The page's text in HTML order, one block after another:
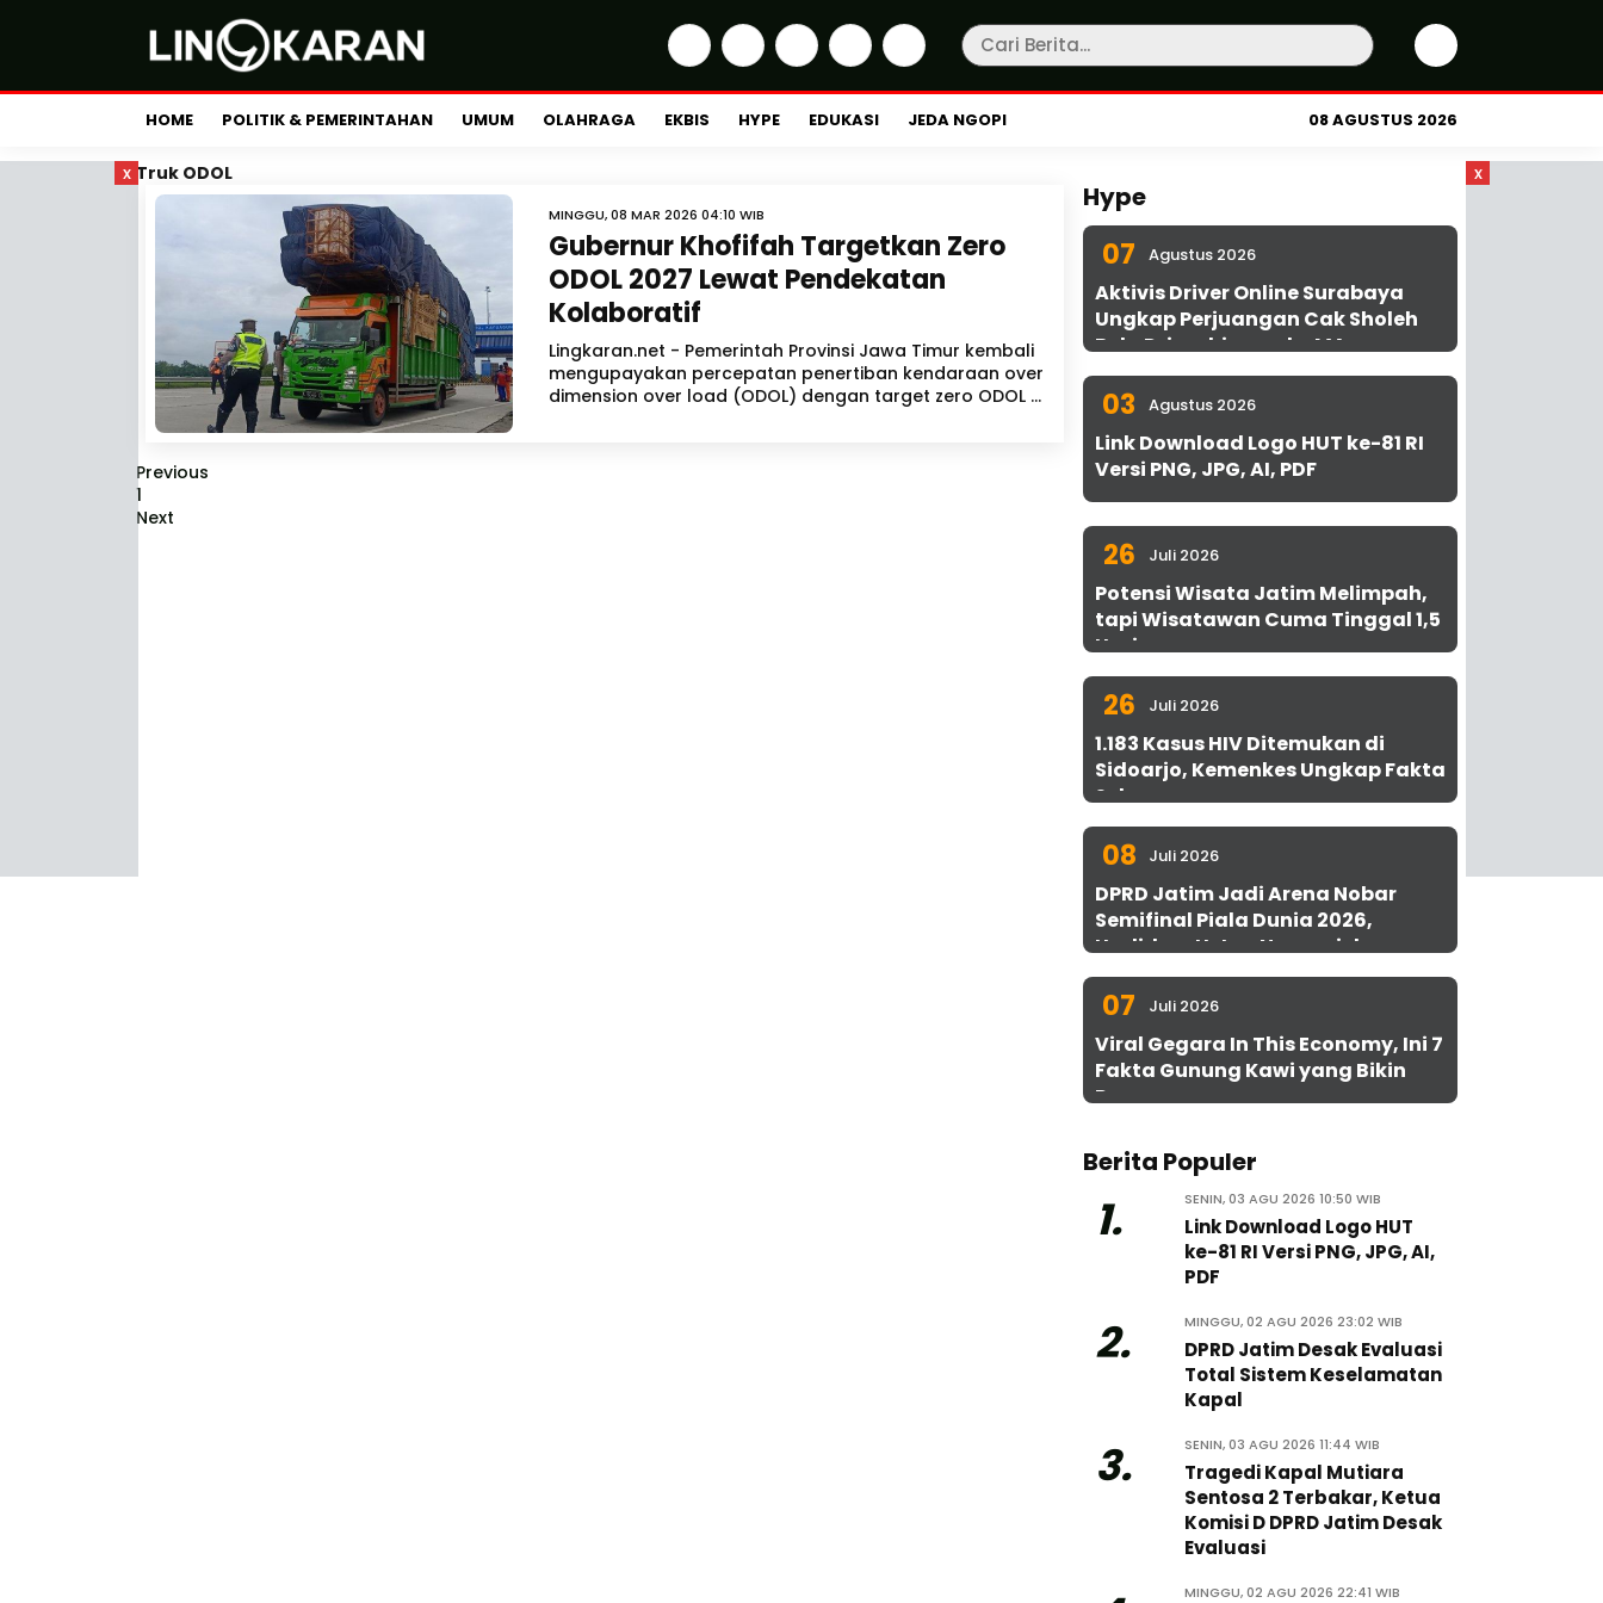
HOME POLITIK & PEMERINTAHAN UMUM OLAHRAGA EKBIS HYPE EDUKASI JEDA NGOPI 08 AGUSTUS 2026
x x
Truk ODOL
MINGGU, 08 MAR 2026 04:10 WIB
Gubernur Khofifah Targetkan Zero
ODOL 2027 Lewat Pendekatan
Kolaboratif
Lingkaran.net - Pemerintah Provinsi Jawa Timur kembali
mengupayakan percepatan penertiban kendaraan over
dimension over load (ODOL) dengan target zero ODOL ...
Previous
1
Next
Hype
07 Agustus 2026
Aktivis Driver Online Surabaya
Ungkap Perjuangan Cak Sholeh
Bela Driver hingga ke MA
03 Agustus 2026
Link Download Logo HUT ke-81 RI
Versi PNG, JPG, AI, PDF
26 Juli 2026
Potensi Wisata Jatim Melimpah,
tapi Wisatawan Cuma Tinggal 1,5
Hari
26 Juli 2026
1.183 Kasus HIV Ditemukan di
Sidoarjo, Kemenkes Ungkap Fakta
Sebenarnya
08 Juli 2026
DPRD Jatim Jadi Arena Nobar
Semifinal Piala Dunia 2026,
Hadirkan Uston Nawawi dan
UMKM Gratis untuk 1.000 Warga
07 Juli 2026
Viral Gegara In This Economy, Ini 7
Fakta Gunung Kawi yang Bikin
Penasaran
Berita Populer
1. SENIN, 03 AGU 2026 10:50 WIB
Link Download Logo HUT
ke-81 RI Versi PNG, JPG, AI,
PDF
2. MINGGU, 02 AGU 2026 23:02 WIB
DPRD Jatim Desak Evaluasi
Total Sistem Keselamatan
Kapal
3. SENIN, 03 AGU 2026 11:44 WIB
Tragedi Kapal Mutiara
Sentosa 2 Terbakar, Ketua
Komisi D DPRD Jatim Desak
Evaluasi
MINGGU, 02 AGU 2026 22:41 WIB